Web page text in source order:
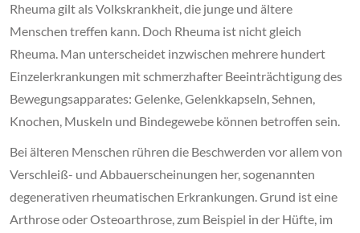
Rheuma gilt als Volkskrankheit, die junge und ältere
Menschen treffen kann. Doch Rheuma ist nicht gleich
Rheuma. Man unterscheidet inzwischen mehrere hundert
Einzelerkrankungen mit schmerzhafter Beeinträchtigung des
Bewegungsapparates: Gelenke, Gelenkkapseln, Sehnen,
Knochen, Muskeln und Bindegewebe können betroffen sein.
Bei älteren Menschen rühren die Beschwerden vor allem von
Verschleiß- und Abbauerscheinungen her, sogenannten
degenerativen rheumatischen Erkrankungen. Grund ist eine
Arthrose oder Osteoarthrose, zum Beispiel in der Hüfte, im